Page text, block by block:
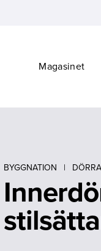
Magasinet
BYGGNATION
|